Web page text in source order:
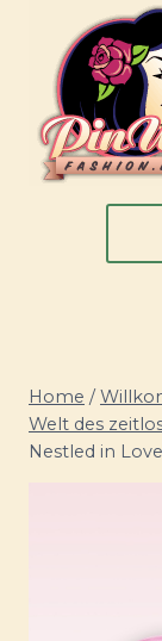
springen
Home /
Welt des
Nestled in